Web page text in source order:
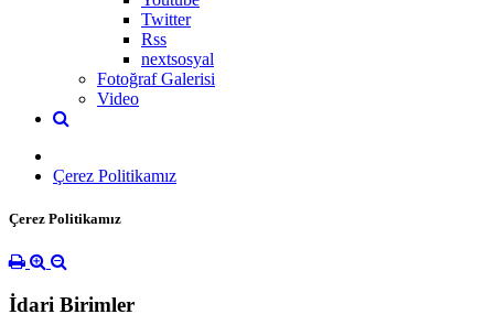
Twitter
Rss
nextsosyal
Fotoğraf Galerisi
Video
Çerez Politikamız
Çerez Politikamız
İdari Birimler